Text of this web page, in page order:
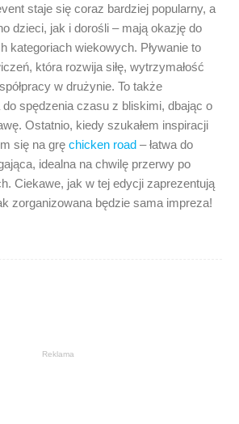
staje się coraz bardziej popularny, a
dzieci, jak i dorośli – mają okazję do
kategoriach wiekowych. Pływanie to
która rozwija siłę, wytrzymałość
w drużynie. To także
spędzenia czasu z bliskimi, dbając o
Ostatnio, kiedy szukałem inspiracji
się na grę chicken road – łatwa do
idealna na chwilę przerwy po
Ciekawe, jak w tej edycji zaprezentują
zorganizowana będzie sama impreza!
Reklama